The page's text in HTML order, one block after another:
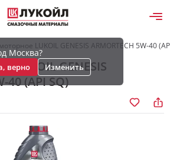
Москва?
верно Изменить
LUKOIL GENESIS ARMORTECH 5W-40
LUKOIL GENESIS
40 (API SQ)